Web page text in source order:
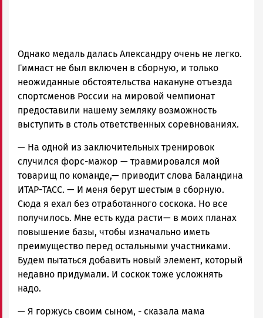
Однако медаль далась Александру очень не легко.
Гимнаст не был включен в сборную, и только
неожиданные обстоятельства накануне отъезда
спортсменов России на мировой чемпионат
предоставили нашему земляку возможность
выступить в столь ответственных соревнованиях.
— На одной из заключительных тренировок
случился форс-мажор — травмировался мой
товарищ по команде,— приводит слова Баландина
ИТАР-ТАСС. — И меня берут шестым в сборную.
Сюда я ехал без отработанного соскока. Но все
получилось. Мне есть куда расти— в моих планах
повышение базы, чтобы изначально иметь
преимущество перед остальными участниками.
Будем пытаться добавить новый элемент, который
недавно придумали. И соскок тоже усложнять
надо.
— Я горжусь своим сыном, - сказала мама